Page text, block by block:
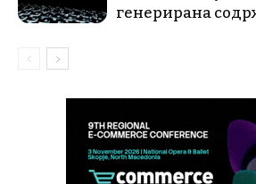
генерирана